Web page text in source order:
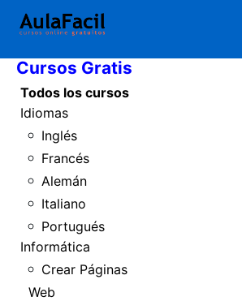
Inicio
Cursos Gratis
Todos los cursos
Idiomas
Inglés
Francés
Alemán
Italiano
Portugués
Informática
Crear Páginas
Web